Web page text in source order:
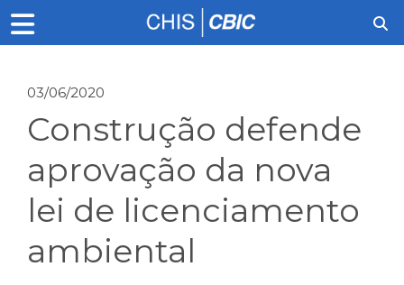
03/06/2020
Construção defende
aprovação da nova
lei de licenciamento
ambiental